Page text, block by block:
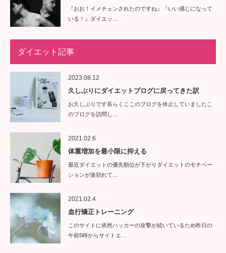
『おお！イメチェンされたのですね』『いい感じになって
いる！』ダイエッ…
ダイエット記事
2023.08.12
久しぶりにダイエットブログに戻ってきた訳
お久しぶりです長らくここのブログを休止していましたこ
のブログを訪問し…
2021.02.6
体重増加を最小限に抑える
最近ダイエットの優先順位が下がりダイエットのモチベー
ションが途切れて…
2021.02.4
血行矯正トレーニング
このサイトに依然ハッカーの攻撃が続いているため昨日の
午前5時からサイトエ…